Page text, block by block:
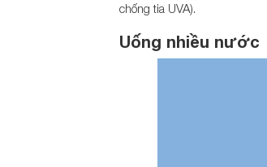
chống tia UVA).
Uống nhiều nước